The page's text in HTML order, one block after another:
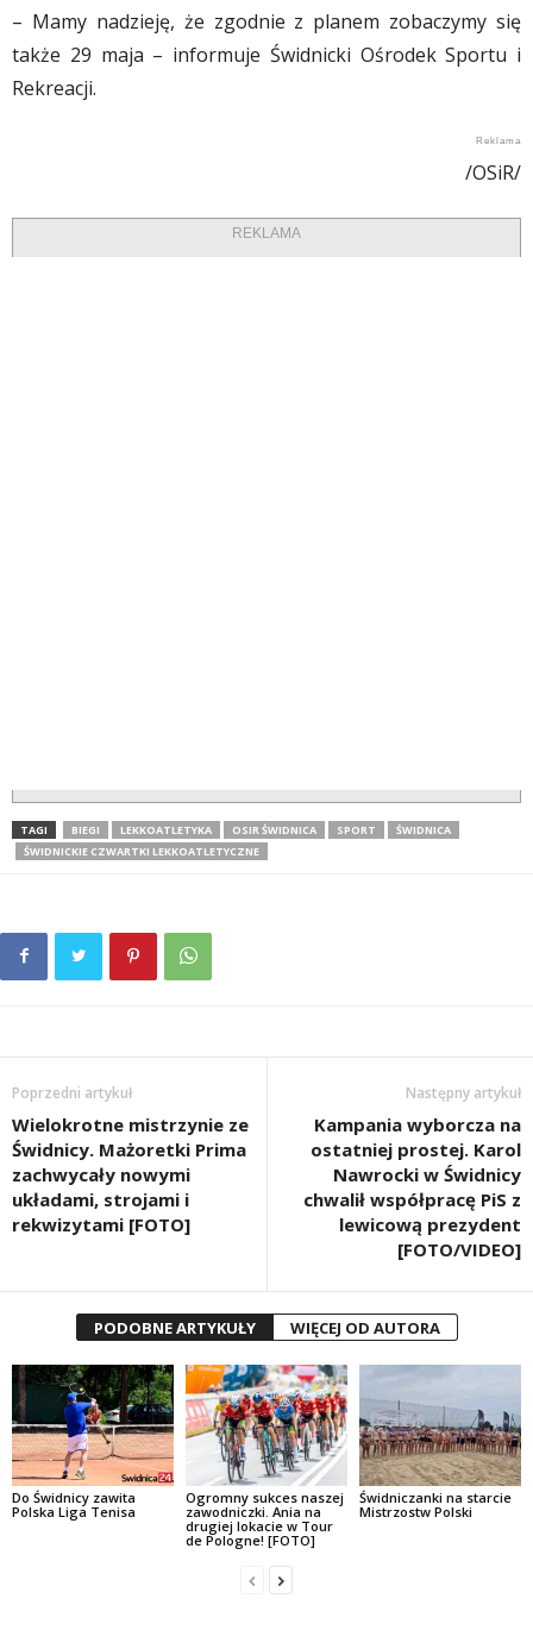
– Mamy nadzieję, że zgodnie z planem zobaczymy się
także 29 maja – informuje Świdnicki Ośrodek Sportu i
Rekreacji.
/OSiR/
REKLAMA
TAGI BIEGI LEKKOATLETYKA OSIR ŚWIDNICA SPORT
ŚWIDNICA
ŚWIDNICKIE CZWARTKI LEKKOATLETYCZNE
Poprzedni artykuł
Wielokrotne mistrzynie ze
Świdnicy. Mażoretki Prima
zachwycały nowymi
układami, strojami i
rekwizytami [FOTO]
Następny artykuł
Kampania wyborcza na
ostatniej prostej. Karol
Nawrocki w Świdnicy
chwalił współpracę PiS z
lewicową prezydent
[FOTO/VIDEO]
PODOBNE ARTYKUŁY WIĘCEJ OD AUTORA
Do Świdnicy zawita
Polska Liga Tenisa
Ogromny sukces naszej
zawodniczki. Ania na
drugiej lokacie w Tour
de Pologne! [FOTO]
Świdniczanki na starcie
Mistrzostw Polski